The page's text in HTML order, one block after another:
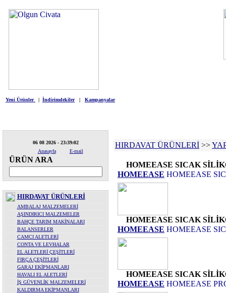
Yeni Ürünler | İndirimdekiler | Kampanyalar
06 08 2026 - 23:39:02
Anasayfa
E-mail
ÜRÜN ARA
HIRDAVAT ÜRÜNLERİ
AMBALAJ MALZEMELERİ
AŞINDIRICI MALZEMELER
BAHÇE TARIM MAKİNALARI
BALANSERLER
CAMCI ALETLERİ
CONTA VE LEVHALAR
EL ALETLERİ ÇEŞİTLERİ
FIRÇA ÇEŞİTLERİ
GARAJ EKİPMANLARI
HAVALI EL ALETLERİ
İŞ GÜVENLİK MALZEMELERİ
KALDIRMA EKİPMANLARI
HIRDAVAT ÜRÜNLERİ >>
HOMEEASE SICAK
HOMEEASE HOMEEASE
HOMEEASE SICAK
HOMEEASE HOMEEASE
HOMEEASE SICAK
HOMEEASE HOMEEASE